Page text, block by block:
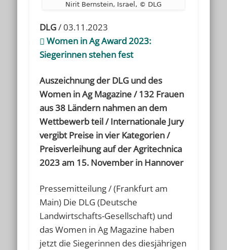
Nirit Bernstein, Israel, © DLG
DLG/ 03.11.2023
Women in Ag Award 2023:
Siegerinnen stehen fest
Auszeichnung der DLG und des
Women in Ag Magazine / 132 Frauen
aus 38 Ländern nahmen an dem
Wettbewerb teil / Internationale Jury
vergibt Preise in vier Kategorien /
Preisverleihung auf der Agritechnica
2023 am 15. November in Hannover
Pressemitteilung / (Frankfurt am
Main) Die DLG (Deutsche
Landwirtschafts-Gesellschaft) und
das Women in Ag Magazine haben
jetzt die Siegerinnen des diesjährigen